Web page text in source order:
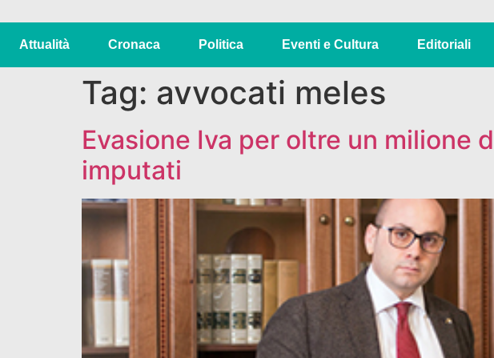
Attualità Cronaca Politica Eventi e Cultura Editoriali
Tag: avvocati meles
Evasione Iva per oltre un milione
imputati